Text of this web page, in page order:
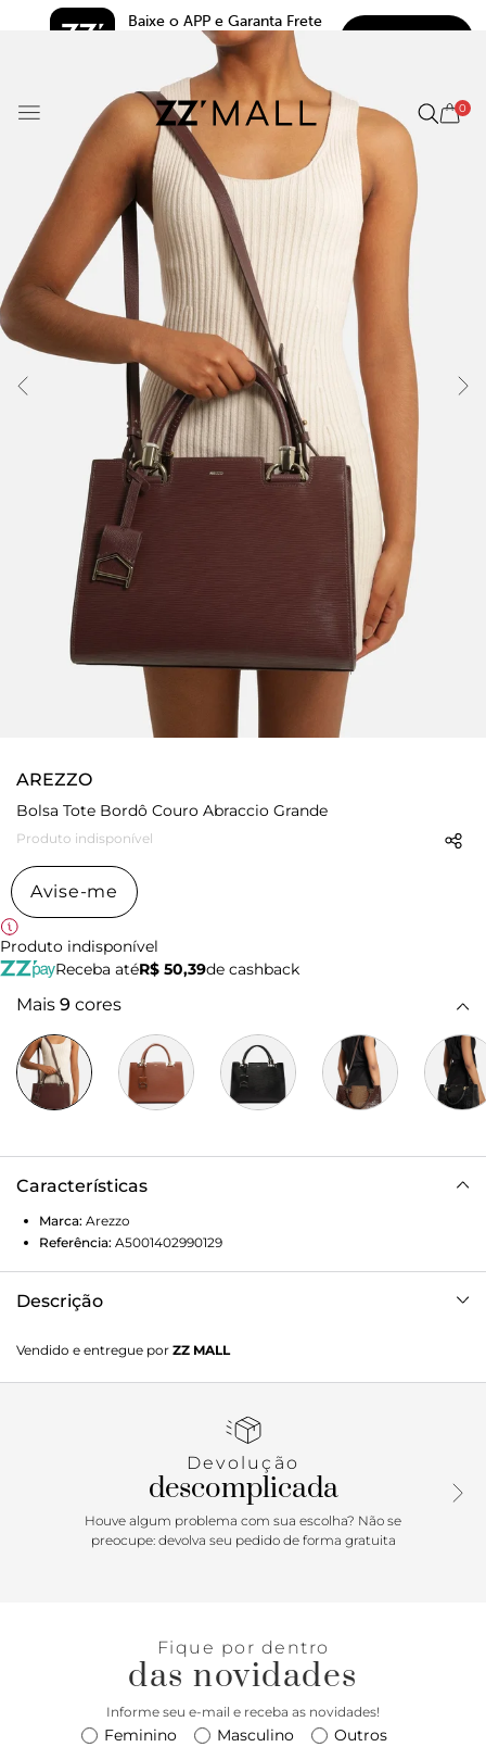
Baixe o APP e Garanta Frete
5.0
0
AREZZO
Bolsa Tote Bordô Couro Abraccio Grande
Produto indisponível
Avise-me
Produto indisponível
Receba atéR$ 50,39de cashback
Mais 9 cores
Características
Marca: Arezzo
Referência: A5001402990129
Descrição
formato estruturado, acabamento texturizado wave,
recortes na parte superior para saída das alças e inscrição
regulagem e alças de mão presas por metais sextavados e
Acompanha bag charm em couro com detalhe em metal
em forma de A geométrico, preso à bolsa por tira fina.
Vendido e entregue por ZZ MALL
Devolução
descomplicada
Houve algum problema com sua escolha? Não se
preocupe: devolva seu pedido de forma gratuita
Fique por dentro
das novidades
Informe seu e-mail e receba as novidades!
Feminino Masculino Outros